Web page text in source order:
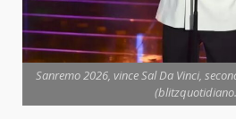
Sanremo 2026, vince Sal Da Vinci,